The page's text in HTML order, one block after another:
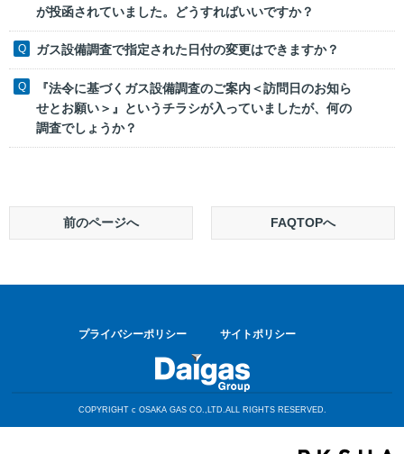
が投函されていました。どうすればいいですか？
ガス設備調査で指定された日付の変更はできますか？
『法令に基づくガス設備調査のご案内＜訪問日のお知ら
せとお願い＞』というチラシが入っていましたが、何の
調査でしょうか？
前のページへ FAQTOPへ
プライバシーポリシー サイトポリシー
COPYRIGHT c OSAKA GAS CO.,LTD.ALL RIGHTS RESERVED.